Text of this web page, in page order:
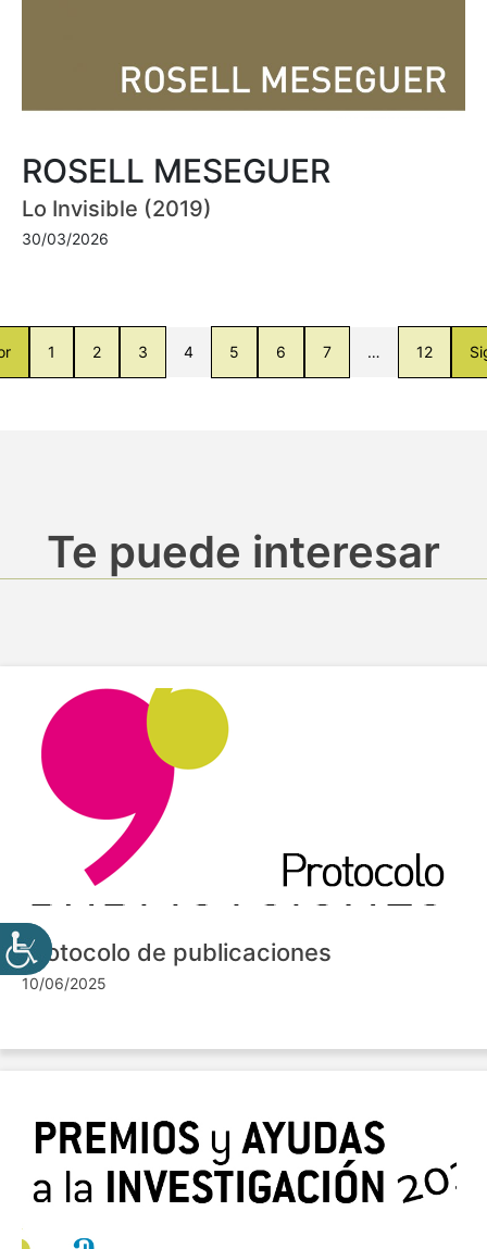
ROSELL MESEGUER
Lo Invisible (2019)
30/03/2026
1 2 3 4 5 6 7 … 12
Te puede interesar
Protocolo de publicaciones
10/06/2025